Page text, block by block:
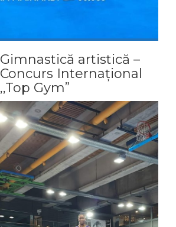
Gimnastică artistică –
Concurs Internațional
,,Top Gym”